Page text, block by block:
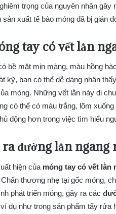
trọng của nguyên nhân gây
xuất tế bào móng đã bị gián
tay có vết lằn
bề mặt mịn màng, màu hồng
kỹ, bạn có thể dễ dàng nhận thấy
móng. Những vết lằn này di
có thể có màu trắng, lõm
động hơn trong việc tìm hiểu
rađường lằn ngang
hiện của móng tay có vết lằn
thương nhẹ tại gốc móng,
phát triển móng, gây ra các
dụ như trong sản phẩm tẩy